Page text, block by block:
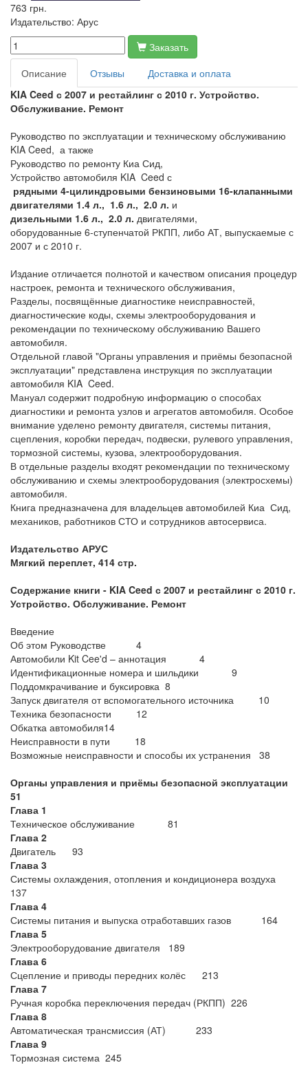
763 грн.
Издательство: Арус
Заказать
Описание
Отзывы
Доставка и оплата
KIA Ceed с 2007 и рестайлинг с 2010 г. Устройство.
Обслуживание. Ремонт
Руководство по эксплуатации и техническому обслуживанию
KIA Ceed, а также
Руководство по ремонту Киа Сид,
Устройство автомобиля KIA Ceed с
рядными 4-цилиндровыми бензиновыми 16-клапанными
двигателями 1.4 л., 1.6 л., 2.0 л. и
дизельными 1.6 л., 2.0 л. двигателями,
оборудованные 6-ступенчатой РКПП, либо АТ, выпускаемые с
2007 и с 2010 г.
Издание отличается полнотой и качеством описания процедур
настроек, ремонта и технического обслуживания,
Разделы, посвящённые диагностике неисправностей,
диагностические коды, схемы электрооборудования и
рекомендации по техническому обслуживанию Вашего
автомобиля.
Отдельной главой "Органы управления и приёмы безопасной
эксплуатации" представлена инструкция по эксплуатации
автомобиля KIA Ceed.
Мануал содержит подробную информацию о способах
диагностики и ремонта узлов и агрегатов автомобиля. Особое
внимание уделено ремонту двигателя, системы питания,
сцепления, коробки передач, подвески, рулевого управления,
тормозной системы, кузова, электрооборудования.
В отдельные разделы входят рекомендации по техническому
обслуживанию и схемы электрооборудования (электросхемы)
автомобиля.
Книга предназначена для владельцев автомобилей Киа Сид,
механиков, работников СТО и сотрудников автосервиса.
Издательство АРУС
Мягкий переплет, 414 стр.
Содержание книги - KIA Ceed с 2007 и рестайлинг с 2010 г.
Устройство. Обслуживание. Ремонт
Введение
Об этом Руководстве 4
Автомобили Kit Cee'd – аннотация 4
Идентификационные номера и шильдики 9
Поддомкрачивание и буксировка 8
Запуск двигателя от вспомогательного источника 10
Техника безопасности 12
Обкатка автомобиля14
Неисправности в пути 18
Возможные неисправности и способы их устранения 38
Органы управления и приёмы безопасной эксплуатации
51
Глава 1
Техническое обслуживание 81
Глава 2
Двигатель 93
Глава 3
Системы охлаждения, отопления и кондиционера воздуха
137
Глава 4
Системы питания и выпуска отработавших газов 164
Глава 5
Электрооборудование двигателя 189
Глава 6
Сцепление и приводы передних колёс 213
Глава 7
Ручная коробка переключения передач (РКПП) 226
Глава 8
Автоматическая трансмиссия (АТ) 233
Глава 9
Тормозная система 245